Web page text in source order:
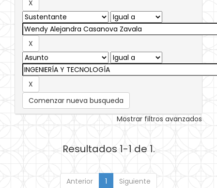
Comenzar nueva busqueda
Mostrar filtros avanzados
Resultados 1-1 de 1.
Anterior 1 Siguiente